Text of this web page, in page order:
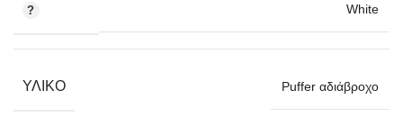
White
ΥΛΙΚΌ Puffer αδιάβροχο